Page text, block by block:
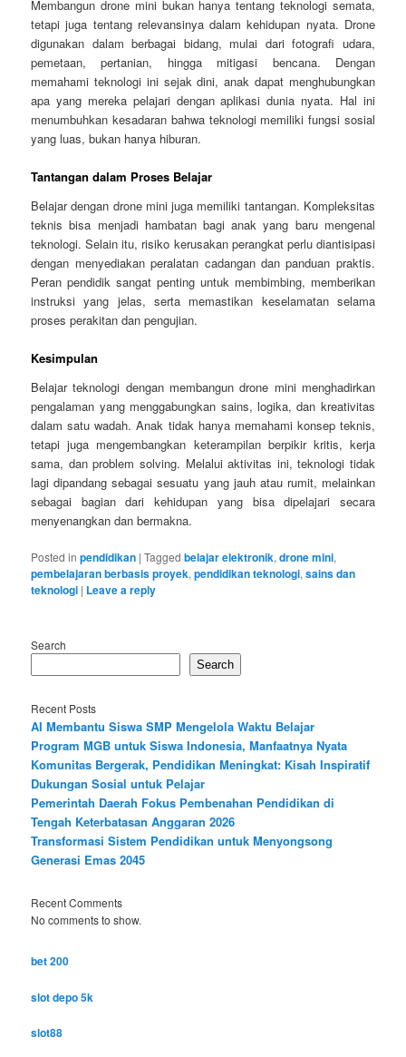
Membangun drone mini bukan hanya tentang teknologi semata,
tetapi juga tentang relevansinya dalam kehidupan nyata. Drone
digunakan dalam berbagai bidang, mulai dari fotografi udara,
pemetaan, pertanian, hingga mitigasi bencana. Dengan
memahami teknologi ini sejak dini, anak dapat menghubungkan
apa yang mereka pelajari dengan aplikasi dunia nyata. Hal ini
menumbuhkan kesadaran bahwa teknologi memiliki fungsi sosial
yang luas, bukan hanya hiburan.
Tantangan dalam Proses Belajar
Belajar dengan drone mini juga memiliki tantangan. Kompleksitas
teknis bisa menjadi hambatan bagi anak yang baru mengenal
teknologi. Selain itu, risiko kerusakan perangkat perlu diantisipasi
dengan menyediakan peralatan cadangan dan panduan praktis.
Peran pendidik sangat penting untuk membimbing, memberikan
instruksi yang jelas, serta memastikan keselamatan selama
proses perakitan dan pengujian.
Kesimpulan
Belajar teknologi dengan membangun drone mini menghadirkan
pengalaman yang menggabungkan sains, logika, dan kreativitas
dalam satu wadah. Anak tidak hanya memahami konsep teknis,
tetapi juga mengembangkan keterampilan berpikir kritis, kerja
sama, dan problem solving. Melalui aktivitas ini, teknologi tidak
lagi dipandang sebagai sesuatu yang jauh atau rumit, melainkan
sebagai bagian dari kehidupan yang bisa dipelajari secara
menyenangkan dan bermakna.
Posted in pendidikan |Tagged belajar elektronik,drone mini,
pembelajaran berbasis proyek,pendidikan teknologi,sains dan
teknologi | Leave a reply
Search
Search
Recent Posts
AI Membantu Siswa SMP Mengelola Waktu Belajar
Program MGB untuk Siswa Indonesia, Manfaatnya Nyata
Komunitas Bergerak, Pendidikan Meningkat: Kisah Inspiratif
Dukungan Sosial untuk Pelajar
Pemerintah Daerah Fokus Pembenahan Pendidikan di
Tengah Keterbatasan Anggaran 2026
Transformasi Sistem Pendidikan untuk Menyongsong
Generasi Emas 2045
Recent Comments
No comments to show.
bet 200
slot depo 5k
slot88